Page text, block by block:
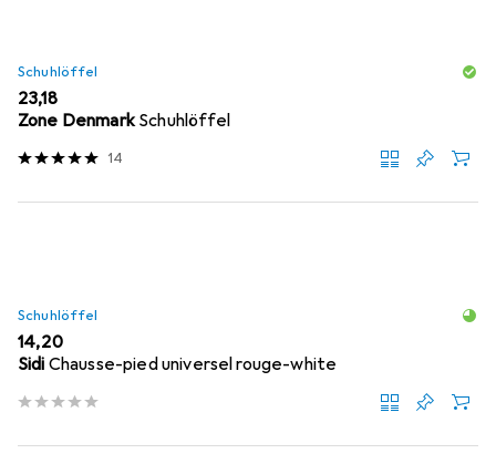
Schuhlöffel
EUR
23,18
Zone Denmark Schuhlöffel
14
Schuhlöffel
EUR
14,20
Sidi Chausse-pied universel rouge-white